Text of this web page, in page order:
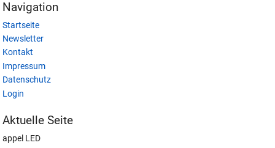
Navigation
Startseite
Newsletter
Kontakt
Impressum
Datenschutz
Login
Aktuelle Seite
appel LED